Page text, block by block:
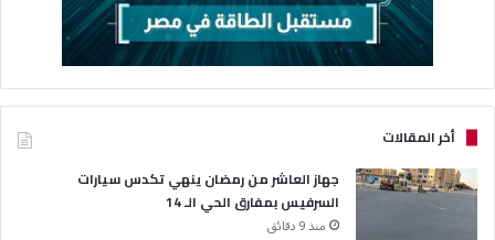
أخر المقالات
جهاز العاشر من رمضان ينهي تكدس سيارات
السرفيس بمفارق الحي الـ 14
منذ 9 دقائق